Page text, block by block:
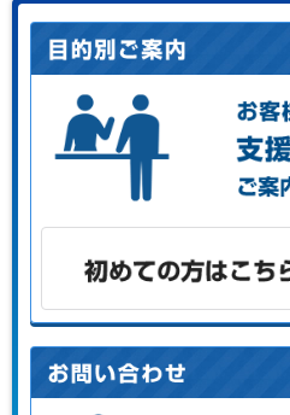
お客様の目的に応じた支援メニ
初めての方はこちらから